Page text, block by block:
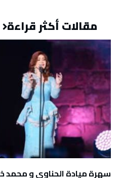
مقالات أكثر قراءة
سهرة ميادة الحناوي و